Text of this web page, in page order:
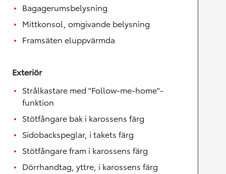
Bagagerumsbelysning
Mittkonsol, omgivande belysning
Framsäten eluppvärmda
Exteriör
Strålkastare med "Follow-me-home"-
funktion
Stötfångare bak i karossens färg
Sidobackspeglar, i takets färg
Stötfångare fram i karossens färg
Dörrhandtag, yttre, i karossens färg